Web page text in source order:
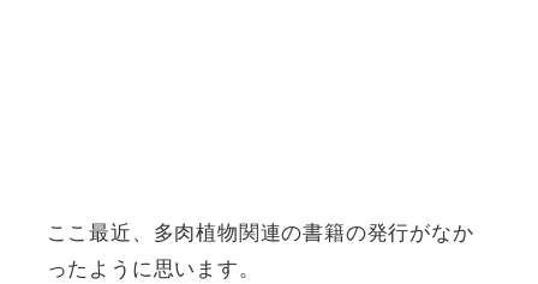
ここ最近、多肉植物関連の書籍の発行がなか
ったように思います。